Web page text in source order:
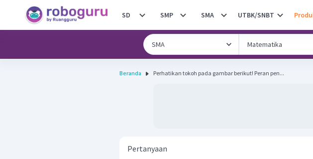
SD SMP SMA UTBK/SNBT
Beranda Perhatikan tokoh pada gambar berikut! Peran pen...
Pertanyaan